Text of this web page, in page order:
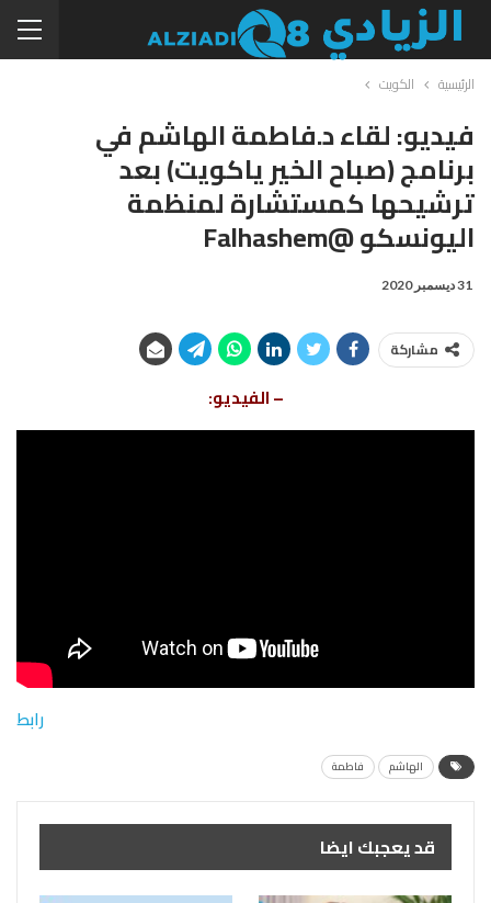
الرئيسية الكويت
فيديو: لقاء د.فاطمة الهاشم في
برنامج (صباح الخير ياكويت) بعد
ترشيحها كمستشارة لمنظمة
اليونسكو @falhashem
31 ديسمبر 2020
مشاركة
– الفيديو:
رابط
الهاشم فاطمة
قد يعجبك ايضا